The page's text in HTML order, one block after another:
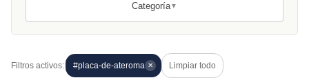
Categoría▼
Filtros activos: #placa-de-ateroma ✕ Limpiar todo